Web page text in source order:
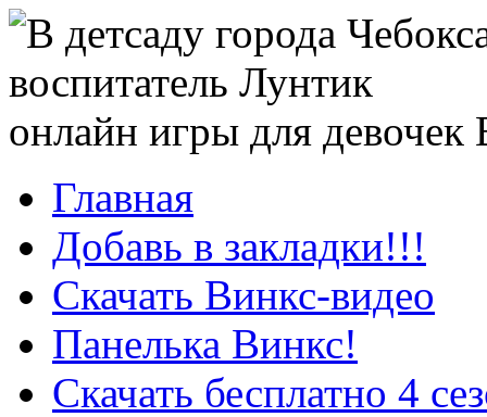
онлайн игры для девочек
Главная
Добавь в закладки!!!
Скачать Винкс-видео
Панелька Винкс!
Скачать бесплатно 4